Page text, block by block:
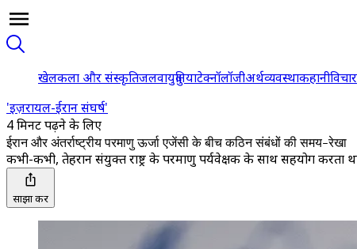
खेलकला और संस्कृतिजलवायुदुनियाटेक्नॉलॉजीअर्थव्यवस्थाकहानीविचार
'इज़रायल-ईरान संघर्ष'
4 मिनट पढ़ने के लिए
ईरान और अंतर्राष्ट्रीय परमाणु ऊर्जा एजेंसी के बीच कठिन संबंधों की समय-रेखा
कभी-कभी, तेहरान संयुक्त राष्ट्र के परमाणु पर्यवेक्षक के साथ सहयोग
साझा करें